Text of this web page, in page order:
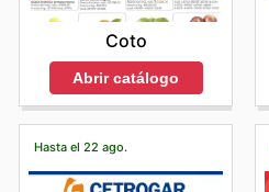
Coto
Abrir catálogo
Hasta el 22 ago.